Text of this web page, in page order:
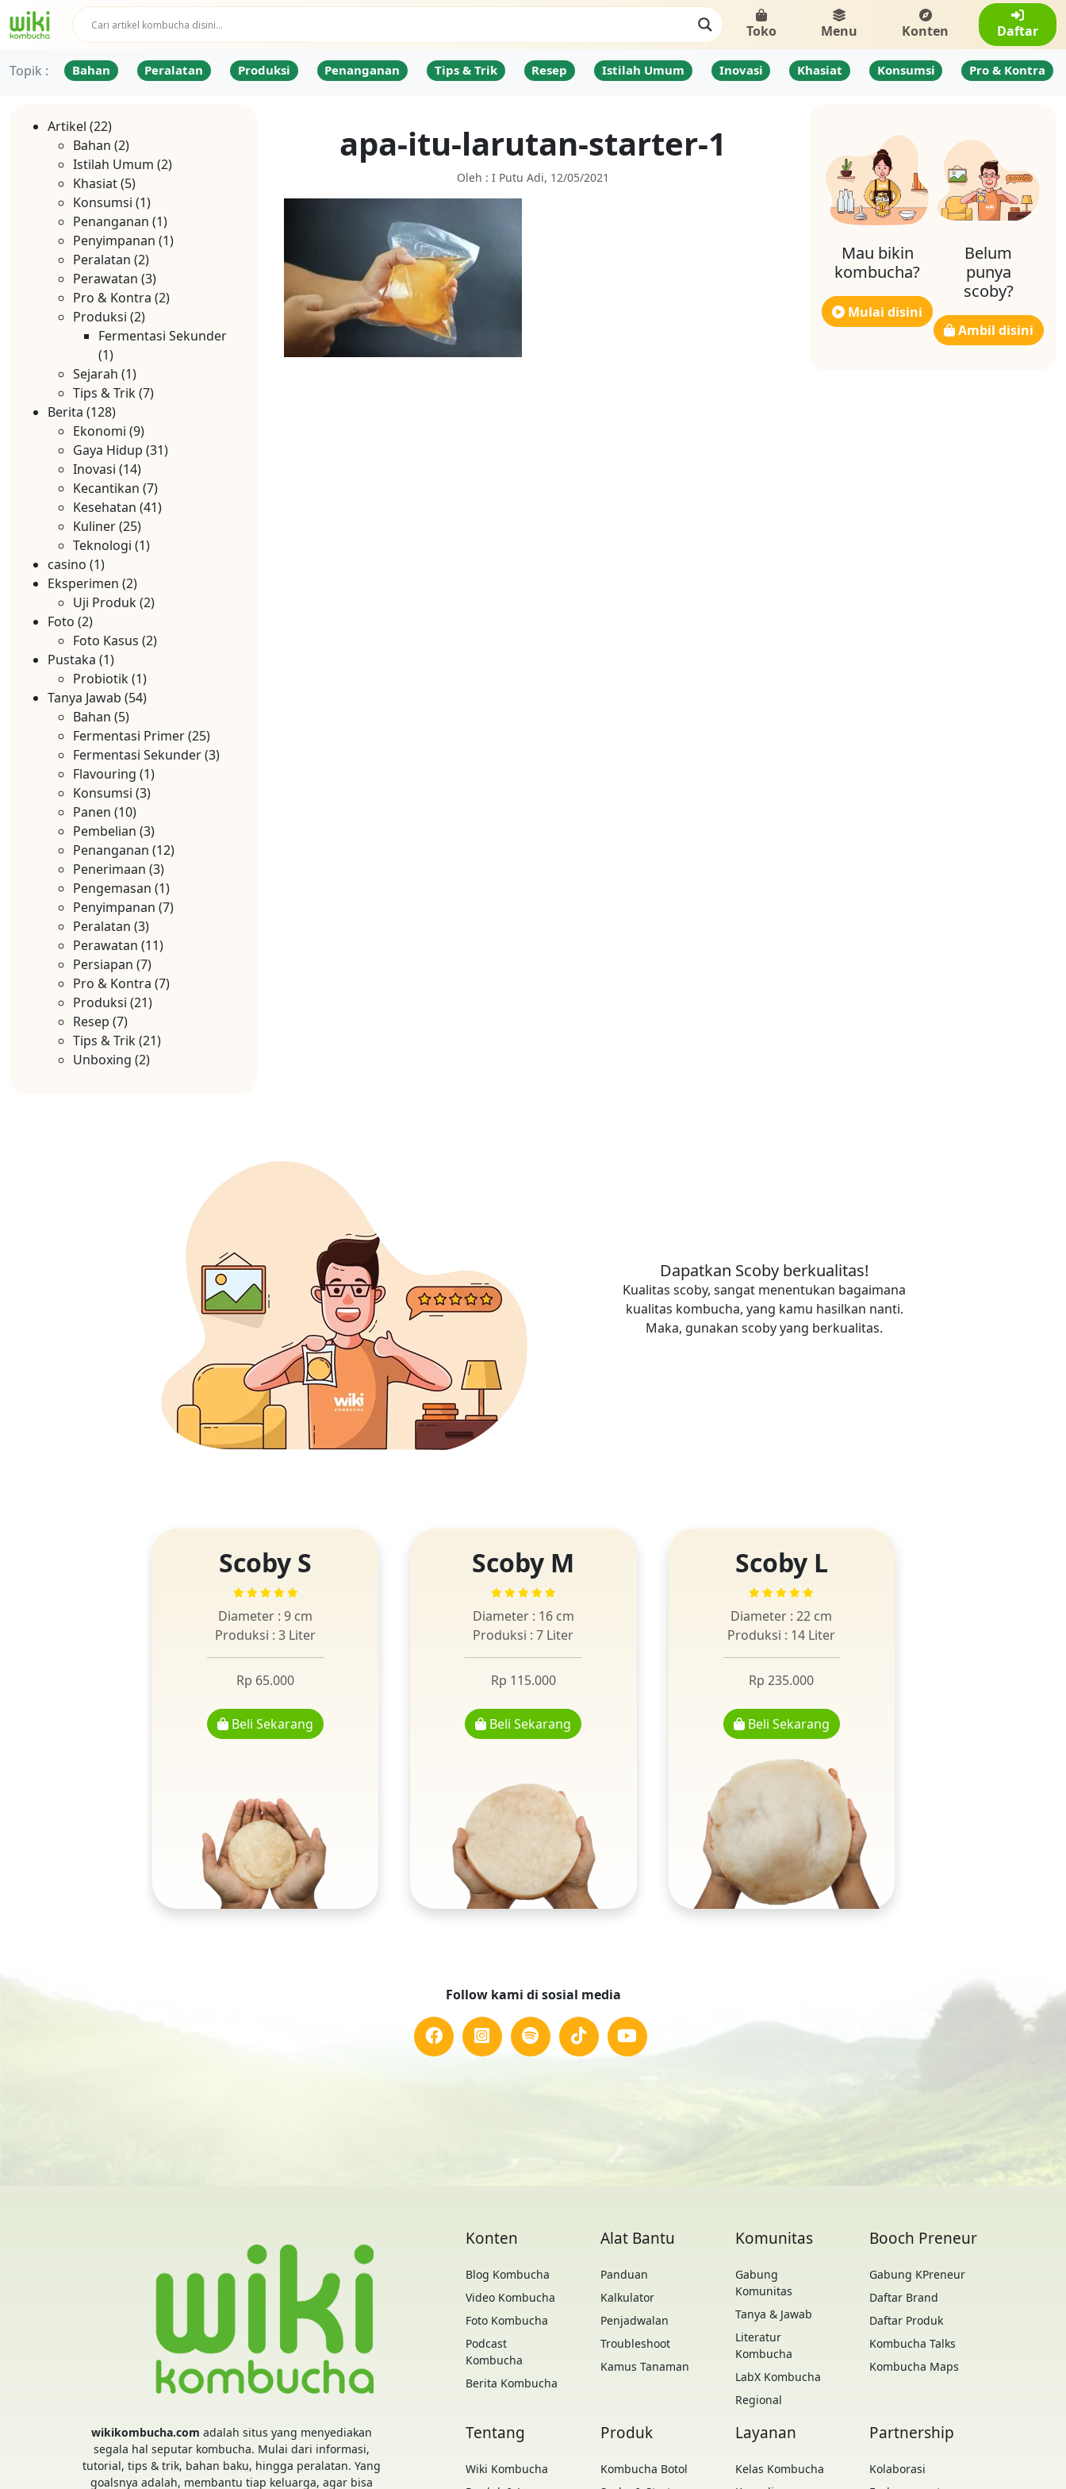
Toko Menu Konten Daftar
Topik : Bahan Peralatan Produksi Penanganan Tips & Trik Resep Istilah Umum Inovasi Khasiat Konsumsi Pro & Kontra
Mau bikin
kombucha?
Mulai disini
Belum
punya
scoby?
Ambil disini
apa-itu-larutan-starter-1
Oleh : I Putu Adi, 12/05/2021
Artikel (22)
Bahan (2)
Istilah Umum (2)
Khasiat(5)
Konsumsi (1)
Penanganan (1)
Penyimpanan (1)
Peralatan (2)
Perawatan (3)
Pro & Kontra (2)
Produksi (2)
Fermentasi Sekunder
(1)
Sejarah (1)
Tips & Trik(7)
Berita (128)
Ekonomi (9)
Gaya Hidup (31)
Inovasi (14)
Kecantikan (7)
Kesehatan (41)
Kuliner(25)
Teknologi (1)
casino (1)
Eksperimen (2)
Uji Produk(2)
Foto (2)
Foto Kasus (2)
Pustaka (1)
Probiotik(1)
Tanya Jawab (54)
Bahan (5)
Fermentasi Primer(25)
Fermentasi Sekunder(3)
Flavouring (1)
Konsumsi (3)
Panen (10)
Pembelian (3)
Penanganan (12)
Penerimaan (3)
Pengemasan (1)
Penyimpanan (7)
Peralatan (3)
Perawatan (11)
Persiapan (7)
Pro & Kontra (7)
Produksi (21)
Resep (7)
Tips & Trik(21)
Unboxing (2)
Dapatkan Scoby berkualitas!
Kualitas scoby, sangat menentukan bagaimana
kualitas kombucha, yang kamu hasilkan nanti.
Maka, gunakan scoby yang berkualitas.
Scoby S
Diameter : 9 cm
Produksi : 3 Liter
Rp 65.000
Beli Sekarang
Scoby M
Diameter : 16 cm
Produksi : 7 Liter
Rp 115.000
Beli Sekarang
Scoby L
Diameter : 22 cm
Produksi : 14 Liter
Rp 235.000
Beli Sekarang
Follow kami di sosial media
Konten
Blog Kombucha
Video Kombucha
Foto Kombucha
Podcast
Kombucha
Berita Kombucha
Alat Bantu
Panduan
Kalkulator
Penjadwalan
Troubleshoot
Kamus Tanaman
Komunitas
Gabung
Komunitas
Tanya & Jawab
Literatur
Kombucha
LabX Kombucha
Regional
Booch Preneur
Gabung KPreneur
Daftar Brand
Daftar Produk
Kombucha Talks
Kombucha Maps
wikikombucha.com adalah situs yang menyediakan
segala hal seputar kombucha. Mulai dari informasi,
tutorial, tips & trik, bahan baku, hingga peralatan. Yang
goalsnya adalah, membantu tiap keluarga, agar bisa
Tentang
Wiki Kombucha
Produk
Kombucha Botol
Layanan
Kelas Kombucha
Partnership
Kolaborasi